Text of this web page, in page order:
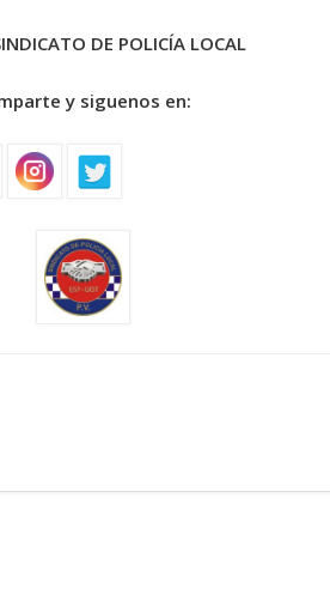
DE POLICÍA LOCAL
y siguenos en: